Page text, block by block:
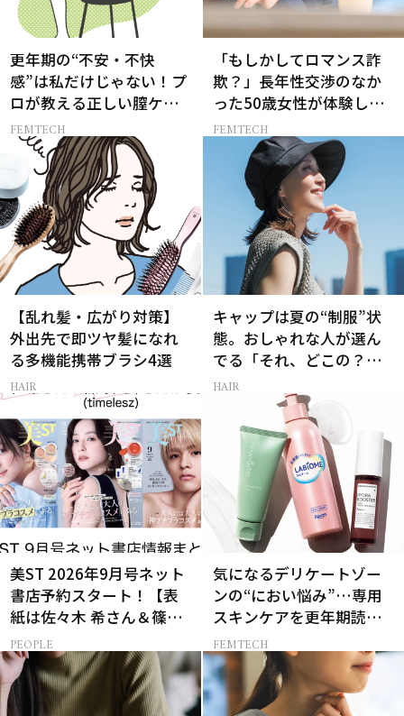
更年期の“不安・不快
感”は私だけじゃない！プ
ロが教える正しい膣ケア
法
FEMTECH
「もしかしてロマンス詐
欺？」長年性交渉のなか
った50歳女性が体験した
SNSでの出会い
FEMTECH
【乱れ髪・広がり対策】
外出先で即ツヤ髪になれ
る多機能携帯ブラシ4選
HAIR
キャップは夏の“制服”状
態。おしゃれな人が選ん
でる「それ、どこの？」
と聞かれる100％完全遮光
のUV帽子とは？
HAIR
美ST 2026年9月号ネット
書店予約スタート！【表
紙は佐々木 希さん＆篠塚
大輝さん】
PEOPLE
気になるデリケートゾー
ンの“におい悩み”…専用
スキンケアを更年期読者
が本気でお試し！
FEMTECH